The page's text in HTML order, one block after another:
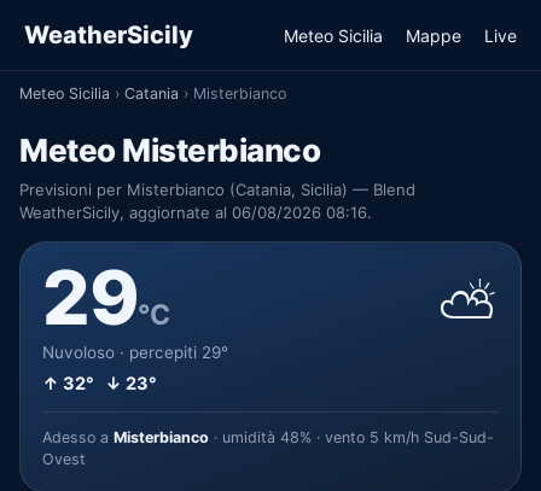
WeatherSicily Meteo Sicilia Mappe Live
Meteo Sicilia › Catania › Misterbianco
Meteo Misterbianco
Previsioni per Misterbianco (Catania, Sicilia) — Blend
WeatherSicily, aggiornate al 06/08/2026 08:16.
29°C
Nuvoloso · percepiti 29°
↑ 32° ↓ 23°
⛅
Adesso a Misterbianco · umidità 48% · vento 5 km/h Sud-Sud-
Ovest